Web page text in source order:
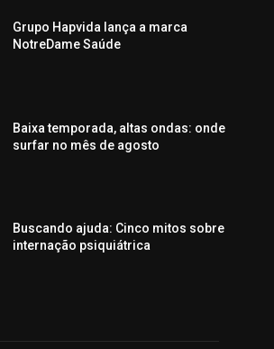
Grupo Hapvida lança a marca
NotreDame Saúde
Baixa temporada, altas ondas: onde
surfar no mês de agosto
Buscando ajuda: Cinco mitos sobre
internação psiquiátrica